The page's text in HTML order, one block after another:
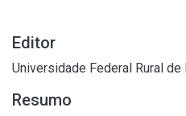
Editor
Universidade Federal Rural de
Resumo